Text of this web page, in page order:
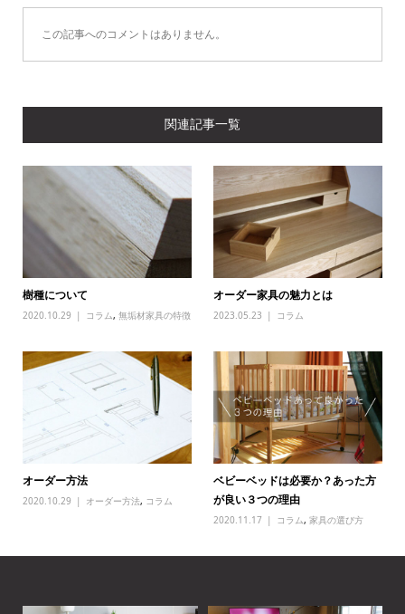
この記事へのコメントはありません。
関連記事一覧
樹種について
2020.10.29
コラム, 無垢材家具の特徴
オーダー家具の魅力とは
2023.05.23
コラム
オーダー方法
2020.10.29
オーダー方法, コラム
ベビーベッドは必要か？あった方
が良い３つの理由
2020.11.17
コラム,家具の選び方